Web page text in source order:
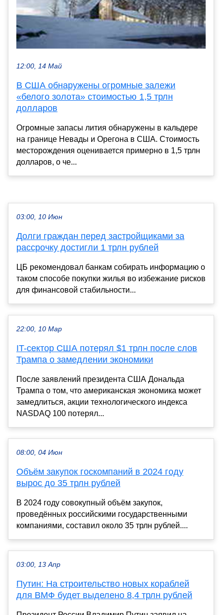
12:00, 14 Май
В США обнаружены огромные залежи
«белого золота» стоимостью 1,5 трлн
долларов
Огромные запасы лития обнаружены в кальдере
на границе Невады и Орегона в США. Стоимость
месторождения оценивается примерно в 1,5 трлн
долларов, о че...
03:00, 10 Июн
Долги граждан перед застройщиками за
рассрочку достигли 1 трлн рублей
ЦБ рекомендовал банкам собирать информацию о
таком способе покупки жилья во избежание рисков
для финансовой стабильности...
22:00, 10 Мар
IT-сектор США потерял $1 трлн после слов
Трампа о замедлении экономики
После заявлений президента США Дональда
Трампа о том, что американская экономика может
замедлиться, акции технологического индекса
NASDAQ 100 потерял...
08:00, 04 Июн
Объём закупок госкомпаний в 2024 году
вырос до 35 трлн рублей
В 2024 году совокупный объём закупок,
проведённых российскими государственными
компаниями, составил около 35 трлн рублей....
03:00, 13 Апр
Путин: На строительство новых кораблей
для ВМФ будет выделено 8,4 трлн рублей